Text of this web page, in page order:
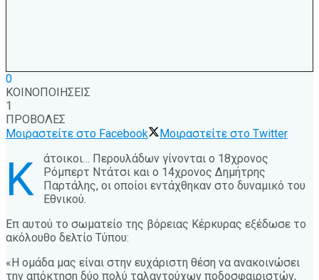
0
ΚΟΙΝΟΠΟΙΗΣΕΙΣ
1
ΠΡΟΒΟΛΕΣ
Μοιραστείτε στο Facebook
Μοιραστείτε στο Twitter
Κ
άτοικοι… Περουλάδων γίνονται ο 18χρονος
Ρόμπερτ Ντάτσι και ο 14χρονος Δημήτρης
Παρτάλης, οι οποίοι εντάχθηκαν στο δυναμικό του
Εθνικού.
Επ αυτού το σωματείο της βόρειας Κέρκυρας εξέδωσε το
ακόλουθο δελτίο Τύπου:
«Η ομάδα μας είναι στην ευχάριστη θέση να ανακοινώσει
την απόκτηση δύο πολύ ταλαντούχων ποδοσφαιριστών,